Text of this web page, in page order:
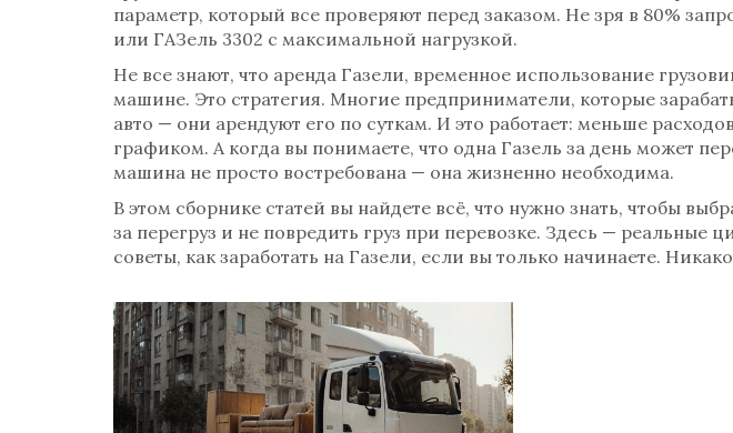
параметр, который все проверяют перед заказом. Не зря в 80%
или ГАЗель 3302 с максимальной нагрузкой.
Не все знают, что аренда Газели, временное использование
машине. Это стратегия. Многие предприниматели, которые
авто — они арендуют его по суткам. И это работает: меньше
графиком. А когда вы понимаете, что одна Газель за день может
машина не просто востребована — она жизненно необходима.
В этом сборнике статей вы найдете всё, что нужно знать, чтобы
за перегруз и не повредить груз при перевозке. Здесь —
советы, как заработать на Газели, если вы только начинаете.